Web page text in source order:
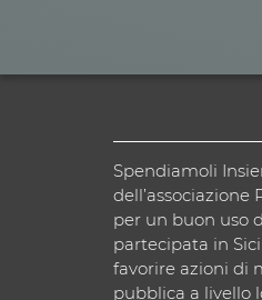
Spendiamoli
per un buon uso
partecipata in
favorire azioni di
pubblica a livello